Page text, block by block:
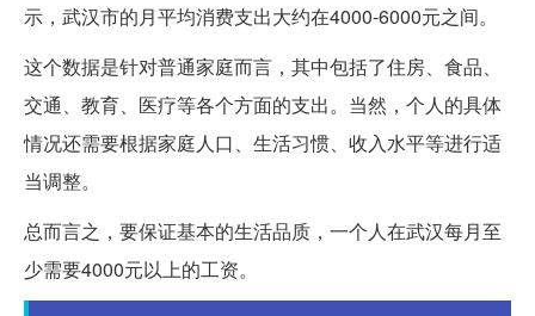
示，武汉市的月平均消费支出大约在4000-6000元之间。
这个数据是针对普通家庭而言，其中包括了住房、食品、
交通、教育、医疗等各个方面的支出。当然，个人的具体
情况还需要根据家庭人口、生活习惯、收入水平等进行适
当调整。
总而言之，要保证基本的生活品质，一个人在武汉每月至
少需要4000元以上的工资。